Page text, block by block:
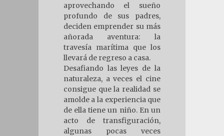
aprovechando el sueño
profundo de sus padres,
deciden emprender su más
añorada aventura: la
travesía marítima que los
llevará de regreso a casa.
Desafiando las leyes de la
naturaleza, a veces el cine
consigue que la realidad se
amolde a la experiencia que
de ella tiene un niño. En un
acto de transfiguración,
algunas pocas veces